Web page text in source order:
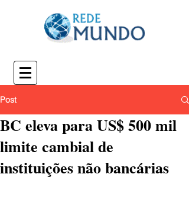
Post
BC eleva para US$ 500 mil
limite cambial de
instituições não bancárias